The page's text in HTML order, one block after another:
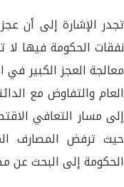
نفقات الحكومة فيها لا
معالجة العجز الكبير في
العام والتفاوض مع
إلى مسار التعافي
حيث ترفض المصارف
الحكومة إلى البحث عن